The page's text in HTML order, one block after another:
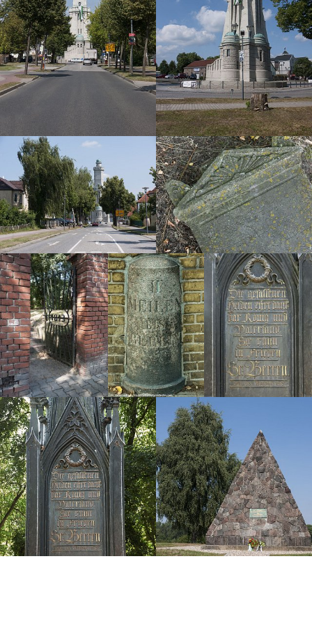
Mein Projekt Mark Brandenburg Bildarchiv wurde im Jahr
2021 durch die Beauftragte der Bundesregierung für Kultur
und Medien (BKM) und die VG Wort im Rahmen des
Programms NEUSTART KULTUR unterstützt.
Ich nehme an Partnerprogrammen teil. Über Links auf
meiner Seite kannst du dadurch direkt nach Büchern,
Unterkünften und Transportmöglichkeiten zu den Orten
suchen. Für die Empfehlungen erhalte ich gegebenenfalls
eine kleine Provision vom jeweiligen Verkäufer. Für dich
entstehen bei Buchung oder Kauf keine höheren Kosten.
Werbliche Links sind mit * gekennzeichnet.
Fotos und Texte:
Mark Brandenburg Bildarchiv - Kreuz und quer
durch Brandenburg
Heike Jestram
(sofern nicht anders gekennzeichnet)
Neu
Brandenburg
Seen
Sagen
Traditionen
Buchtipps
Über mich
Impressum
Datenschutz
© 2026markbrandenburg-bildarchiv.com